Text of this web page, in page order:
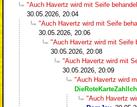
"Auch Havertz wird mit Seife
30.05.2026, 20:04
"Auch Havertz wird mit Seife
30.05.2026, 20:06
"Auch Havertz wird mit Seife
30.05.2026, 20:08
"Auch Havertz wird mit
30.05.2026, 20:09
"Auch Havertz wird
DieRoteKarteZahlIch
"Auch Havertz